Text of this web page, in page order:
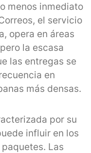
menos inmediato
el servicio
opera en áreas
la escasa
las entregas se
en
más densas.
por su
influir en los
Las